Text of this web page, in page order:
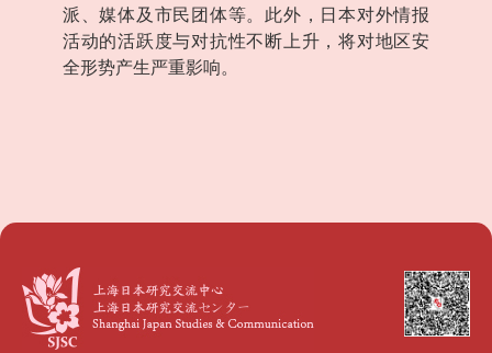
派、媒体及市民团体等。此外，日本对外情报
活动的活跃度与对抗性不断上升，将对地区安
全形势产生严重影响。